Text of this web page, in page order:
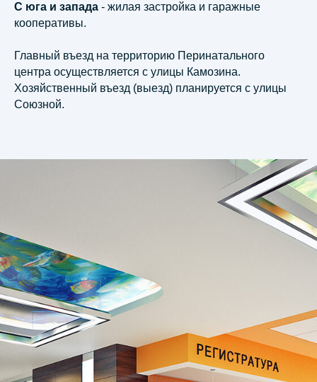
C юга и запада - жилая застройка и гаражные
кооперативы.
Главный въезд на территорию Перинатального
центра осуществляется с улицы Камозина.
Хозяйственный въезд (выезд) планируется с улицы
Союзной.